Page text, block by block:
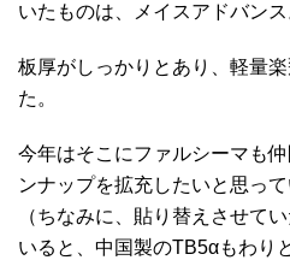
いたものは、メイスアドバンス
板厚がしっかりとあり、軽量
た。
今年はそこにファルシーマも
ンナップを拡充したいと思って
（ちなみに、貼り替えさせて
いると、中国製のTB5αもわり